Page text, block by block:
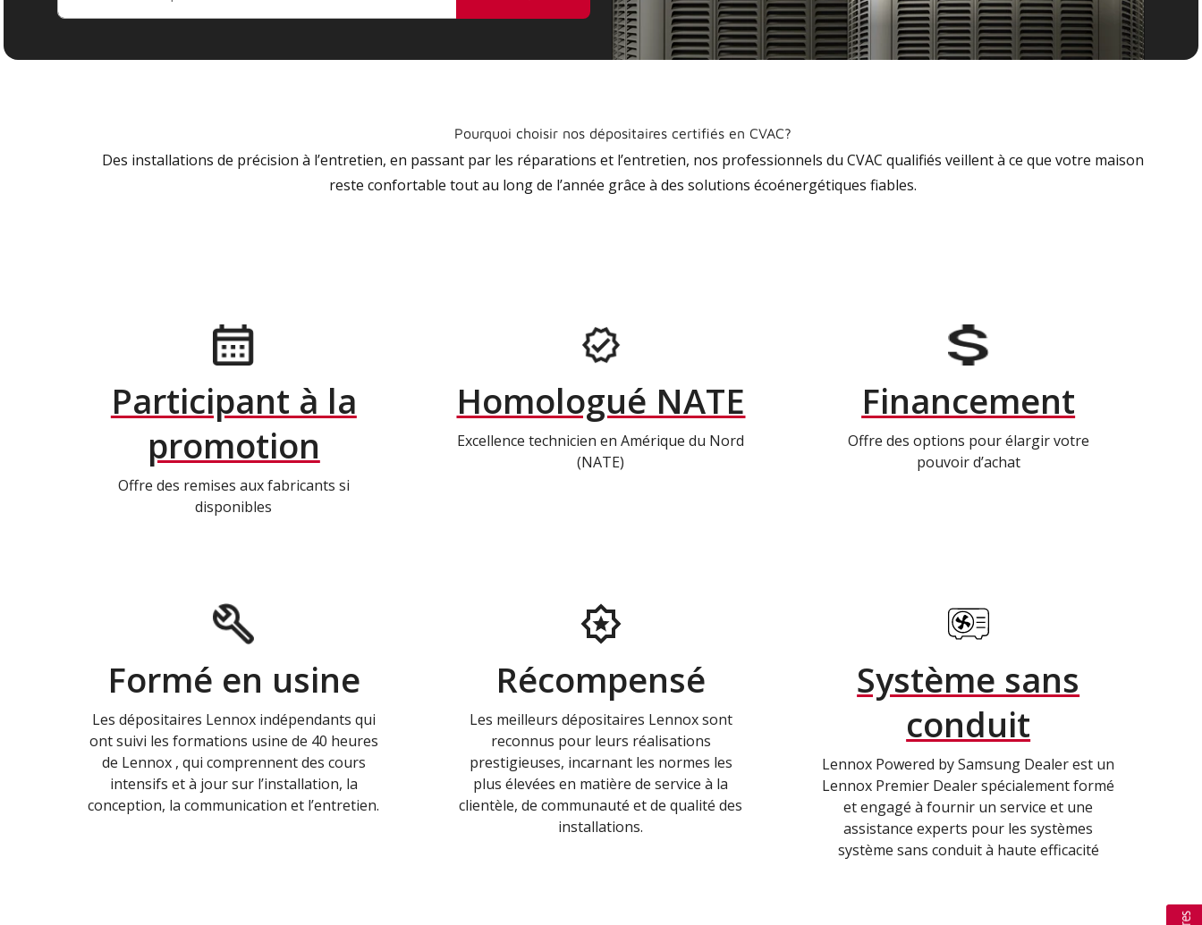
Pourquoi choisir nos dépositaires certifiés en CVAC?
Des installations de précision à l’entretien, en passant par les réparations et l’entretien, nos professionnels du CVAC qualifiés veillent à ce que votre maison
reste confortable tout au long de l’année grâce à des solutions écoénergétiques fiables.
Participant à la
promotion
Offre des remises aux fabricants si
disponibles
Homologué NATE
Excellence technicien en Amérique du Nord
(NATE)
Financement
Offre des options pour élargir votre
pouvoir d’achat
Formé en usine
Les dépositaires Lennox indépendants qui
ont suivi les formations usine de 40 heures
de Lennox , qui comprennent des cours
intensifs et à jour sur l’installation, la
conception, la communication et l’entretien.
Récompensé
Les meilleurs dépositaires Lennox sont
reconnus pour leurs réalisations
prestigieuses, incarnant les normes les
plus élevées en matière de service à la
clientèle, de communauté et de qualité des
installations.
Système sans
conduit
Lennox Powered by Samsung Dealer est un
Lennox Premier Dealer spécialement formé
et engagé à fournir un service et une
assistance experts pour les systèmes
système sans conduit à haute efficacité